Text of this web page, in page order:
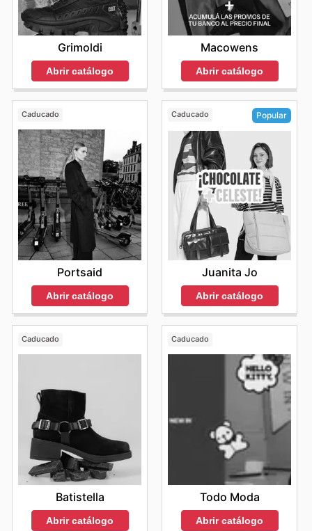
Grimoldi
Abrir catálogo
Macowens
Abrir catálogo
Caducado
Portsaid
Abrir catálogo
Caducado Popular
Juanita Jo
Abrir catálogo
Caducado
Batistella
Abrir catálogo
Caducado
Todo Moda
Abrir catálogo